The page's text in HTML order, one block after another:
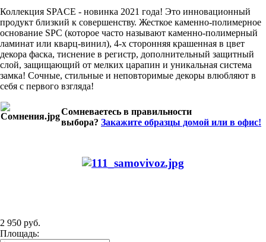
Коллекция SPACE - новинка 2021 года! Это инновационный
продукт близкий к совершенству. Жесткое каменно-полимерное
основание SPC (которое часто называют каменно-полимерный
ламинат или кварц-винил), 4-х сторонняя крашенная в цвет
декора фаска, тиснение в регистр, дополнительный защитный
слой, защищающий от мелких царапин и уникальная система
замка! Сочные, стильные и неповторимые декоры влюбляют в
себя с первого взгляда!
Сомневаетесь в правильности
выбора? Закажите образцы домой или в офис!
2 950 руб.
Площадь: